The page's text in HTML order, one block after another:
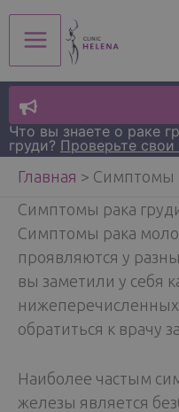
Перейти
содержимому
Main
Menu
Что вы знаете о раке
груди? Проверьте свои
Главная > Симптомы
Симптомы рака
Симптомы рака
проявляются у
вы заметили у себя
обратиться к врачу
Наиболее частым
железы является